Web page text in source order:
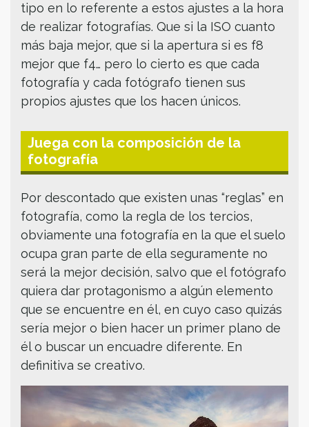
tipo en lo referente a estos ajustes a la hora
de realizar fotografías. Que si la ISO cuanto
más baja mejor, que si la apertura si es f8
mejor que f4… pero lo cierto es que cada
fotografía y cada fotógrafo tienen sus
propios ajustes que los hacen únicos.
Juega con la composición de la
fotografía
Por descontado que existen unas “reglas” en
fotografía, como la regla de los tercios,
obviamente una fotografía en la que el suelo
ocupa gran parte de ella seguramente no
será la mejor decisión, salvo que el fotógrafo
quiera dar protagonismo a algún elemento
que se encuentre en él, en cuyo caso quizás
sería mejor o bien hacer un primer plano de
él o buscar un encuadre diferente. En
definitiva se creativo.